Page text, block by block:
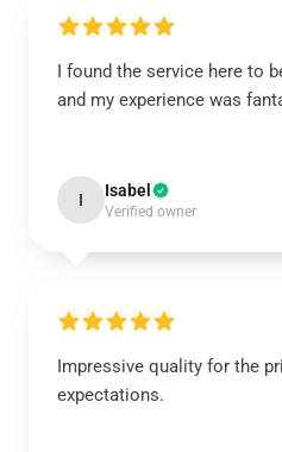
I found the service here to
and my experience was
I Isabel
Verified owner
Impressive quality for the
expectations.